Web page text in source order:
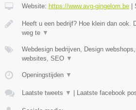
Website: https://www.avg-gingelom.be
Heeft u een bedrijf? Hoe klein dan ook.
weg te ▼
Webdesign bedrijven, Design
websites, SEO ▼
Openingstijden ▼
Laatste tweets ▼ Laatste facebook